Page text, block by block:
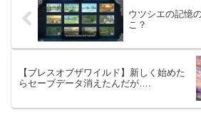
ウツシエの記憶
こ？
【ブレスオブザワイルド】新しく始めた
らセーブデータ消えたんだが….